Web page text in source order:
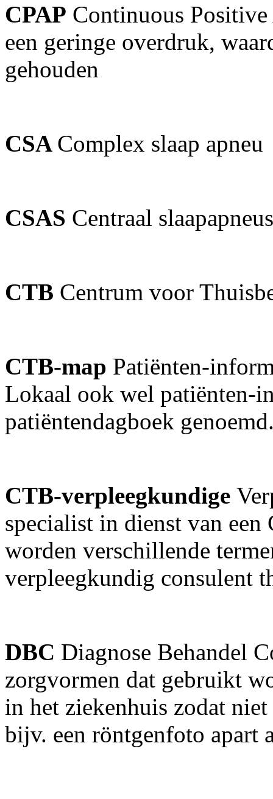
CPAP Continuous Positive
een geringe overdruk,
gehouden
CSA Complex slaap apneu
CSAS Centraal
CTB Centrum voor
CTB-map Patiënten-
Lokaal ook wel patiënten-
patiëntendagboek
CTB-verpleegkundige
specialist in dienst van
worden verschillende
verpleegkundig consulent
DBC Diagnose Behandel
zorgvormen dat gebruikt
in het ziekenhuis zodat
bijv. een röntgenfoto apart